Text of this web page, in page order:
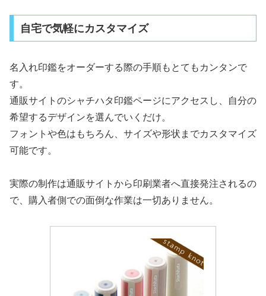
自宅で気軽にカスタマイズ
名入れ印鑑をオーダーする際の手順もとてもカンタンで
す。
通販サイトのシャチハタ印鑑ページにアクセスし、自分の
希望するデザインを選んでいくだけ。
フォントや色はもちろん、サイズや形状までカスタマイズ
可能です。
実際の制作は通販サイトから印刷業者へ直接発注されるの
で、購入者側での面倒な作業は一切ありません。